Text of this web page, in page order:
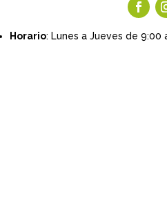
Horario: Lunes a Jueves de 9:00